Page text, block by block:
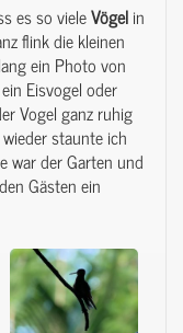
es so vieleVögelin
flink die kleinen
ein Photo von
Eisvogel oder
Vogel ganz ruhig
staunte ich
war der Garten und
Gästen ein